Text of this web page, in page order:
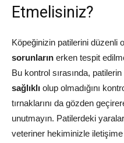
Etmelisiniz?
Köpeğinizin patilerini düzenli
sorunların erken tespit
Bu kontrol sırasında,
sağlıklı olup olmadığını
tırnaklarını da gözden
unutmayın. Patilerdeki
veteriner hekiminizle